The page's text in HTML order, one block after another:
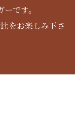
です。
をお楽しみ下さ